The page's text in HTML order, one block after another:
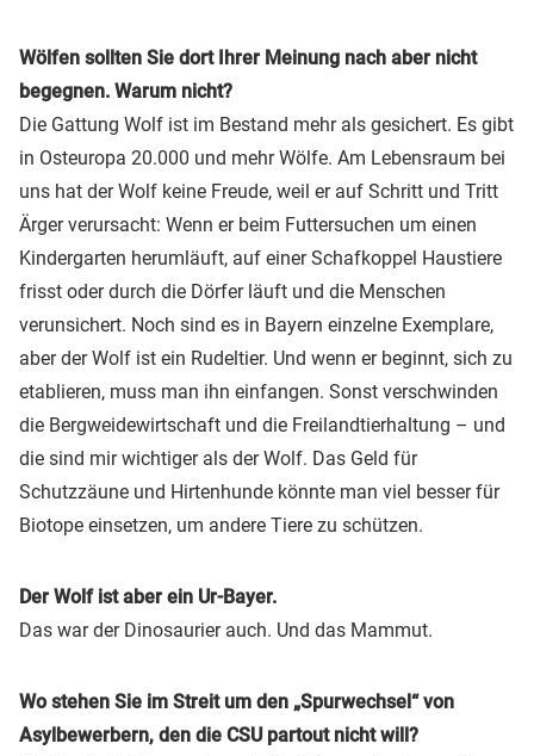
Wölfen sollten Sie dort Ihrer Meinung nach aber nicht
begegnen. Warum nicht?
Die Gattung Wolf ist im Bestand mehr als gesichert. Es gibt
in Osteuropa 20.000 und mehr Wölfe. Am Lebensraum bei
uns hat der Wolf keine Freude, weil er auf Schritt und Tritt
Ärger verursacht: Wenn er beim Futtersuchen um einen
Kindergarten herumläuft, auf einer Schafkoppel Haustiere
frisst oder durch die Dörfer läuft und die Menschen
verunsichert. Noch sind es in Bayern einzelne Exemplare,
aber der Wolf ist ein Rudeltier. Und wenn er beginnt, sich zu
etablieren, muss man ihn einfangen. Sonst verschwinden
die Bergweidewirtschaft und die Freilandtierhaltung – und
die sind mir wichtiger als der Wolf. Das Geld für
Schutzzäune und Hirtenhunde könnte man viel besser für
Biotope einsetzen, um andere Tiere zu schützen.
Der Wolf ist aber ein Ur-Bayer.
Das war der Dinosaurier auch. Und das Mammut.
Wo stehen Sie im Streit um den „Spurwechsel“ von
Asylbewerbern, den die CSU partout nicht will?